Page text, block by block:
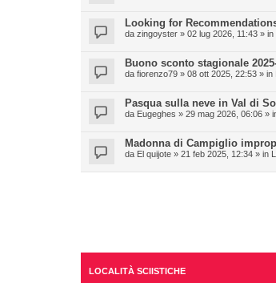
Looking for
da zingoyster » 02 lug 2026, 11:43 » in
Buono sconto stagionale
da fiorenzo79 » 08 ott 2025, 22:53 » in
Pasqua sulla neve in Val di
da Eugeghes » 29 mag 2026, 06:06 »
Madonna di Campiglio
da El quijote » 21 feb 2025, 12:34 » in
LOCALITÀ SCIISTICHE